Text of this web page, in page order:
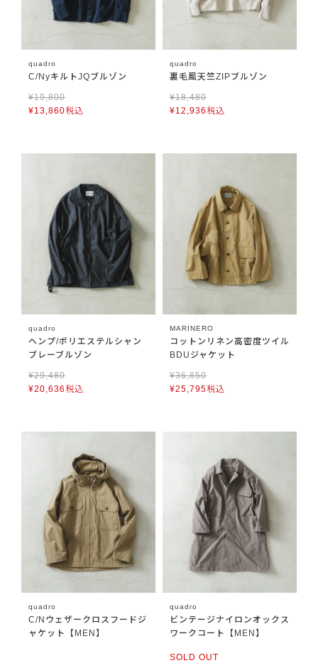
quadro
C/NyキルトJQブルゾン
¥19,800
¥13,860税込
quadro
裏毛風天竺ZIPブルゾン
¥18,480
¥12,936税込
quadro
ヘンプ/ポリエステルシャン
ブレーブルゾン
¥29,480
¥20,636税込
MARINERO
コットンリネン高密度ツイル
BDUジャケット
¥36,850
¥25,795税込
quadro
C/Nウェザークロスフードジ
ャケット【MEN】
quadro
ビンテージナイロンオックス
ワークコート【MEN】
SOLD OUT